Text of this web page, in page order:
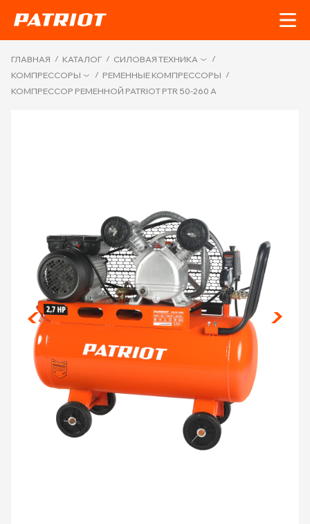
ГЛАВНАЯ / КАТАЛОГ / СИЛОВАЯ ТЕХНИКА
/
КОМПРЕССОРЫ
/ РЕМЕННЫЕ КОМПРЕССОРЫ /
КОМПРЕССОР РЕМЕННОЙ PATRIOT PTR 50-260 A